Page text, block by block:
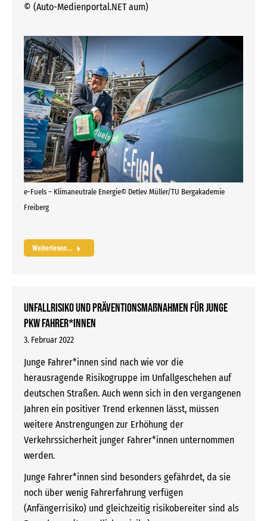
© (Auto-Medienportal.NET aum)
e-Fuels – Klimaneutrale Energie© Detlev Müller/TU Bergakademie
Freiberg
Weiterlesen...
Unfallrisiko und Präventionsmaßnahmen für junge
Pkw Fahrer*innen
3. Februar 2022
Junge Fahrer*innen sind nach wie vor die
herausragende Risikogruppe im Unfallgeschehen auf
deutschen Straßen. Auch wenn sich in den vergangenen
Jahren ein positiver Trend erkennen lässt, müssen
weitere Anstrengungen zur Erhöhung der
Verkehrssicherheit junger Fahrer*innen unternommen
werden.
Junge Fahrer*innen sind besonders gefährdet, da sie
noch über wenig Fahrerfahrung verfügen
(Anfängerrisiko) und gleichzeitig risikobereiter sind als